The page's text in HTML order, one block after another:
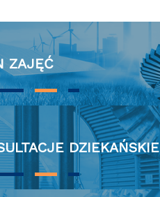
ZAJĘĆ
DZIEKAŃSKIE